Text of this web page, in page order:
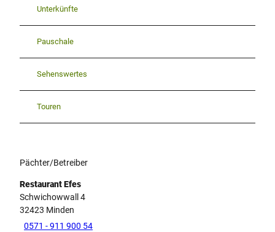
Unterkünfte
Pauschale
Sehenswertes
Touren
Pächter/Betreiber
Restaurant Efes
Schwichowwall 4
32423 Minden
0571 - 911 900 54